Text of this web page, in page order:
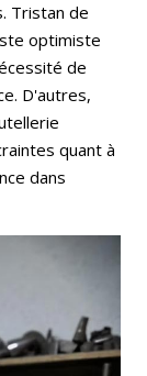
Tristan de
optimiste
de
D'autres,
quant à
dans